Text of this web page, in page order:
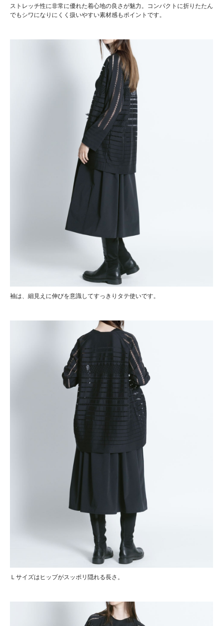
ストレッチ性に非常に優れた着心地の良さが魅力。コンパクトに折りたたん
でもシワになりにくく扱いやすい素材感もポイントです。
袖は、細見えに伸びを意識してすっきりタテ使いです。
Ｌサイズはヒップがスッポリ隠れる長さ。